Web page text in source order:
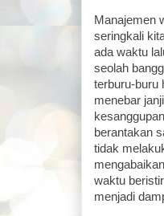
Manajemen
seringkali
ada waktu
seolah
terburu-buru
menebar
berantakan
tidak
waktu
menjadi